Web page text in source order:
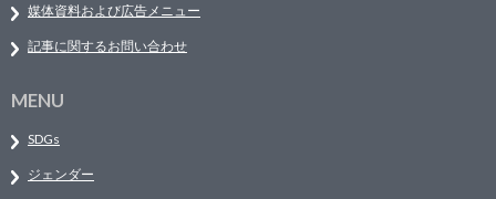
媒体資料および広告メニュー
記事に関するお問い合わせ
MENU
SDGs
ジェンダー